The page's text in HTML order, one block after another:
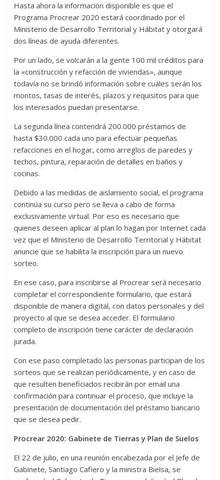
Hasta ahora la información disponible es que el
Programa Procrear 2020 estará coordinado por el
Ministerio de Desarrollo Territorial y Hábitat y otorgará
dos líneas de ayuda diferentes.
Por un lado, se volcarán a la gente 100 mil créditos para
la «construcción y refacción de viviendas», aunque
todavía no se brindó información sobre cuáles serán los
montos, tasas de interés, plazos y requisitos para que
los interesados puedan presentarse.
La segunda línea contendrá 200.000 préstamos de
hasta $30.000 cada uno para efectuar pequeñas
refacciones en el hogar, como arreglos de paredes y
techos, pintura, reparación de detalles en baños y
cocinas.
Debido a las medidas de aislamiento social, el programa
continúa su curso pero se lleva a cabo de forma
exclusivamente virtual. Por eso es necesario que
quienes deseen aplicar al plan lo hagan por Internet cada
vez que el Ministerio de Desarrollo Territorial y Hábitat
anuncie que se habilita la inscripción para un nuevo
sorteo.
En ese caso, para inscribirse al Procrear será necesario
completar el correspondiente formulario, que estará
disponible de manera digital, con datos personales y del
proyecto al que se desea acceder. El formulario
completo de inscripción tiene carácter de declaración
jurada.
Con ese paso completado las personas participan de los
sorteos que se realizan periódicamente, y en caso de
que resulten beneficiados recibirán por email una
confirmación para continuar el proceso, que incluye la
presentación de documentación del préstamo bancario
que se desea pedir.
Procrear 2020: Gabinete de Tierras y Plan de Suelos
El 22 de julio, en una reunión encabezada por el Jefe de
Gabinete, Santiago Cafiero y la ministra Bielsa, se